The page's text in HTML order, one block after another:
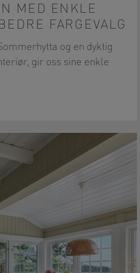
MED ENKLE
FARGEVALG
og en dyktig
gir oss sine enkle